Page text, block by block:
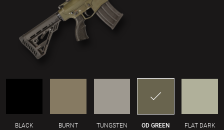
BLACK
BURNT
TUNGSTEN OD GREEN
FLAT DARK